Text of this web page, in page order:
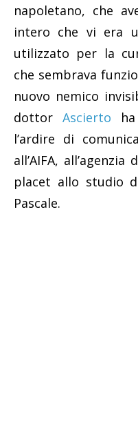
napoletano, che
intero che vi era
utilizzato per la
che sembrava
nuovo nemico
dottor Ascierto
l’ardire di
all’AIFA,
placet allo studio
Pascale.